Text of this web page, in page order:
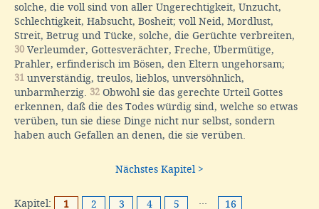
solche, die voll sind von aller Ungerechtigkeit, Unzucht,
Schlechtigkeit, Habsucht, Bosheit; voll Neid, Mordlust,
Streit, Betrug und Tücke, solche, die Gerüchte verbreiten,
30 Verleumder, Gottesverächter, Freche, Übermütige,
Prahler, erfinderisch im Bösen, den Eltern ungehorsam;
31 unverständig, treulos, lieblos, unversöhnlich,
unbarmherzig. 32 Obwohl sie das gerechte Urteil Gottes
erkennen, daß die des Todes würdig sind, welche so etwas
verüben, tun sie diese Dinge nicht nur selbst, sondern
haben auch Gefallen an denen, die sie verüben.
Nächstes Kapitel >
Kapitel: 1 2 3 4 5 ··· 16